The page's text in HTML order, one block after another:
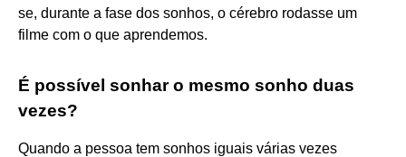
se, durante a fase dos sonhos, o cérebro rodasse um
filme com o que aprendemos.
É possível sonhar o mesmo sonho duas
vezes?
Quando a pessoa tem sonhos iguais várias vezes